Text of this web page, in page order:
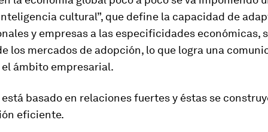
cultural”, que define la capacidad de
y empresas a las especificidades económicas,
los mercados de adopción, lo que logra una
ámbito empresarial.
basado en relaciones fuertes y éstas se
eficiente.